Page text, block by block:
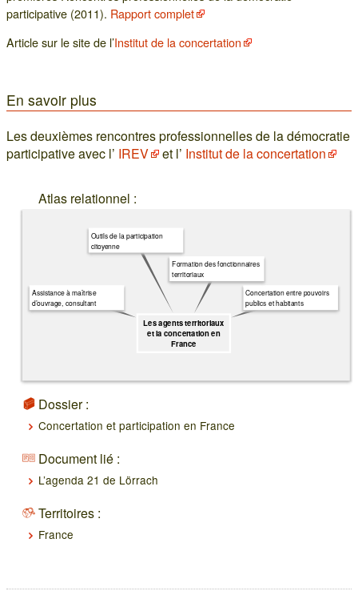
participative (2011). Rapport complet
Article sur le site de l’Institut de la concertation
En savoir plus
Les deuxièmes rencontres professionnelles de la démocratie
participative avec l’ IREV et l’ Institut de la concertation
Atlas relationnel :
Les agents territoriaux
et la concertation en
France
Concertation entre pouvoirs
publics et habitants
Formation des fonctionnaires
territoriaux
Outils de la participation
citoyenne
Assistance à maîtrise
d’ouvrage, consultant
Dossier :
Concertation et participation en France
Document lié :
L’agenda 21 de Lörrach
Territoires :
France